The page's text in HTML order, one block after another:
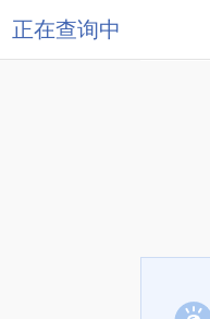
正在查询中